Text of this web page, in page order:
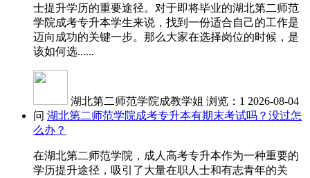
士提升学历的重要途径。对于即将毕业的湖北第二师范
学院成考专升本学生来说，找到一份适合自己的工作是
迈向成功的关键一步。那么大家在选择岗位的时候，是
该如何选......
湖北第二师范学院成教学姐 浏览：1 2026-08-04
问 湖北第二师范学院成考专升本有期末考试吗？没过怎
么办？
在湖北第二师范学院，成人高考专升本作为一种重要的
学历提升途径，吸引了大量在职人士和有志青年的关